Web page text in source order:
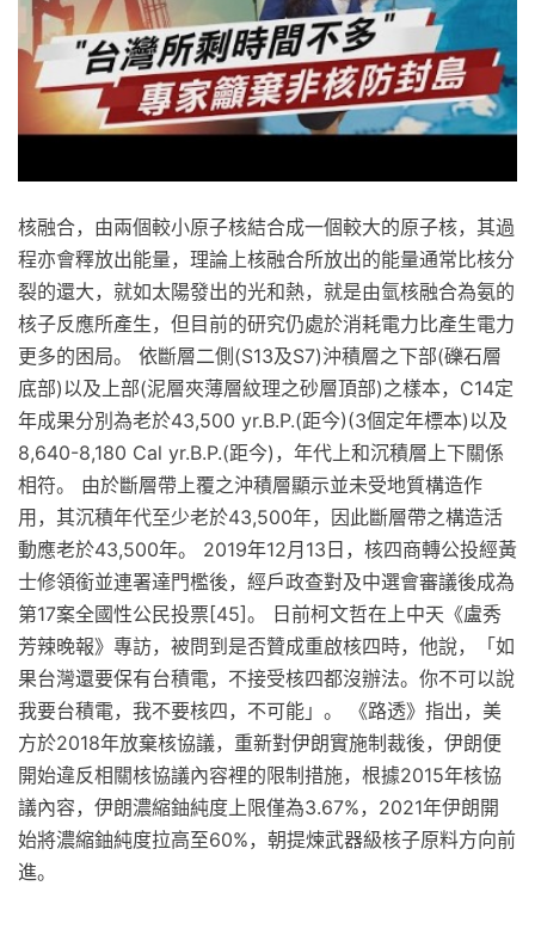
核融合，由兩個較小原子核結合成一個較大的原子核，其過
程亦會釋放出能量，理論上核融合所放出的能量通常比核分
裂的還大，就如太陽發出的光和熱，就是由氫核融合為氨的
核子反應所產生，但目前的研究仍處於消耗電力比產生電力
更多的困局。 依斷層二側(S13及S7)沖積層之下部(礫石層
底部)以及上部(泥層夾薄層紋理之砂層頂部)之樣本，C14定
年成果分別為老於43,500 yr.B.P.(距今)(3個定年標本)以及
8,640-8,180 Cal yr.B.P.(距今)，年代上和沉積層上下關係
相符。 由於斷層帶上覆之沖積層顯示並未受地質構造作
用，其沉積年代至少老於43,500年，因此斷層帶之構造活
動應老於43,500年。 2019年12月13日，核四商轉公投經黃
士修領銜並連署達門檻後，經戶政查對及中選會審議後成為
第17案全國性公民投票[45]。 日前柯文哲在上中天《盧秀
芳辣晚報》專訪，被問到是否贊成重啟核四時，他說，「如
果台灣還要保有台積電，不接受核四都沒辦法。你不可以說
我要台積電，我不要核四，不可能」。 《路透》指出，美
方於2018年放棄核協議，重新對伊朗實施制裁後，伊朗便
開始違反相關核協議內容裡的限制措施，根據2015年核協
議內容，伊朗濃縮鈾純度上限僅為3.67%，2021年伊朗開
始將濃縮鈾純度拉高至60%，朝提煉武器級核子原料方向前
進。